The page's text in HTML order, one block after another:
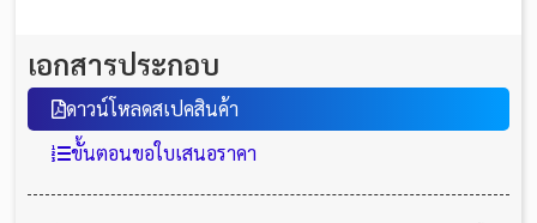
เอกสารประกอบ
ดาวน์โหลดสเปคสินค้า
ขั้นตอนขอใบเสนอราคา